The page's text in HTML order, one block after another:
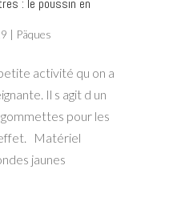
: le poussin en
| Päques
activité qu on a
Il s agit d un
pour les
Matériel
jaunes